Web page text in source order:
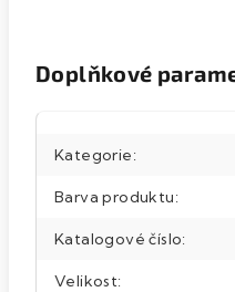
Doplňkové
Kategorie:
Barva produktu:
Katalogové číslo:
Velikost: